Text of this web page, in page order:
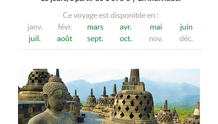
Ce voyage est disponible en :
janv.
févr. mars avr. mai
juin
juil.
août sept. oct. nov. déc.